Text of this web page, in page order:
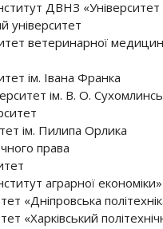
ДВНЗ «Університет
університет
ветеринарної
ім. Івана Франка
ім. В. О.
ім. Пилипа Орлика
права
аграрної економіки»
«Дніпровська
«Харківський